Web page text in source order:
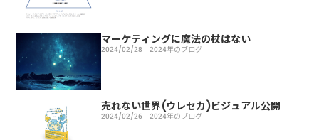
マーケティングに魔法の杖はない
2024/02/28 2024年のブログ
売れない世界(ウレセカ)ビジュアル公開
2024/02/26 2024年のブログ